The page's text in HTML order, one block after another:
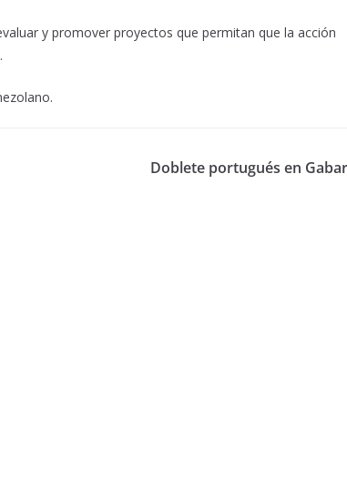
y promover proyectos que permitan que la acción
Doblete portugués en